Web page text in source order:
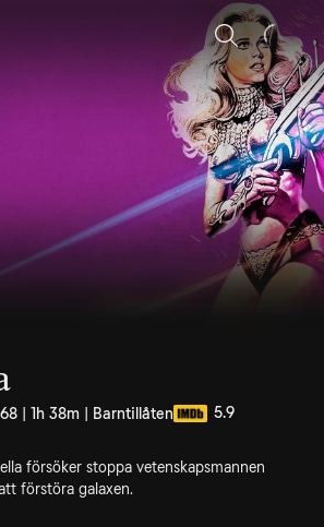
Sök
| 1h 38m | Barntillåten 5.9
försöker stoppa vetenskapsmannen
förstöra galaxen.